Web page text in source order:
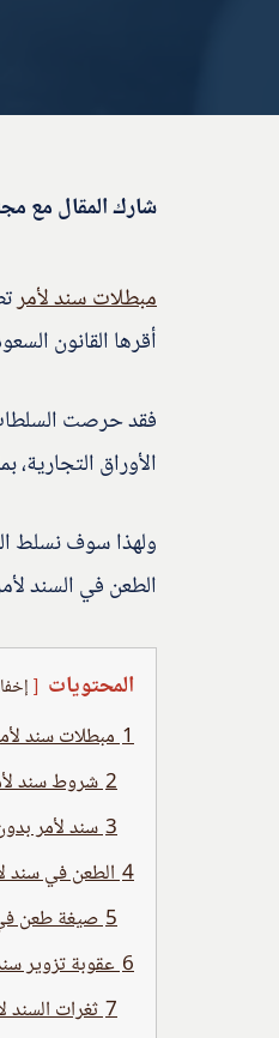
شارك المقال مع
مبطلات سند لأمر
أقرها القانون
فقد حرصت السلطات
الأوراق التجارية،
ولهذا سوف نسلط
الطعن في السند
المحتويات
1 مبطلات سند
2 شروط سند
3 سند لأمر
4 الطعن في سند
5 صيغة طعن
6 عقوبة تزوير
7 ثغرات السند